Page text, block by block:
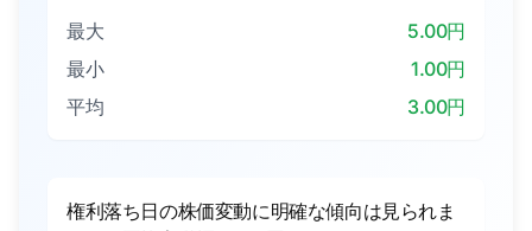
最大
5.00円
最小
1.00円
平均
3.00円
権利落ち日の株価変動に明確な傾向は見られま